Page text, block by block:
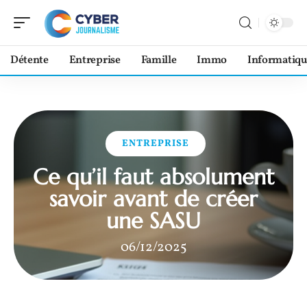
Détente Entreprise Famille Immo
ENTREPRISE
Ce qu’il faut absolument
savoir avant de créer
une SASU
06/12/2025